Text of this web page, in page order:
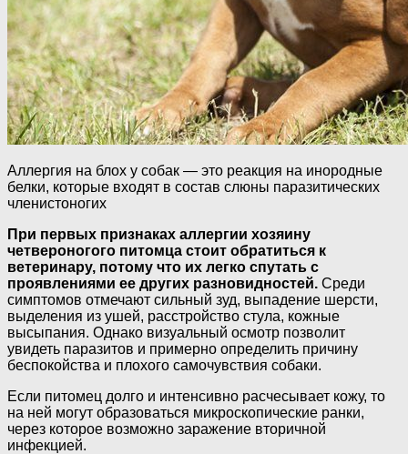
Аллергия на блох у собак — это реакция на инородные
белки, которые входят в состав слюны паразитических
членистоногих
При первых признаках аллергии хозяину
четвероногого питомца стоит обратиться к
ветеринару, потому что их легко спутать с
проявлениями ее других разновидностей. Среди
симптомов отмечают сильный зуд, выпадение шерсти,
выделения из ушей, расстройство стула, кожные
высыпания. Однако визуальный осмотр позволит
увидеть паразитов и примерно определить причину
беспокойства и плохого самочувствия собаки.
Если питомец долго и интенсивно расчесывает кожу, то
на ней могут образоваться микроскопические ранки,
через которое возможно заражение вторичной
инфекцией.